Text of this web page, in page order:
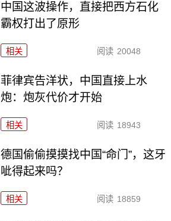
中国这波操作，直接把西方石化
霸权打出了原形
相关 阅读 20048
菲律宾告洋状，中国直接上水
炮：炮灰代价才开始
相关 阅读 18943
德国偷偷摸摸找中国“命门”，这牙
呲得起来吗？
相关 阅读 18859